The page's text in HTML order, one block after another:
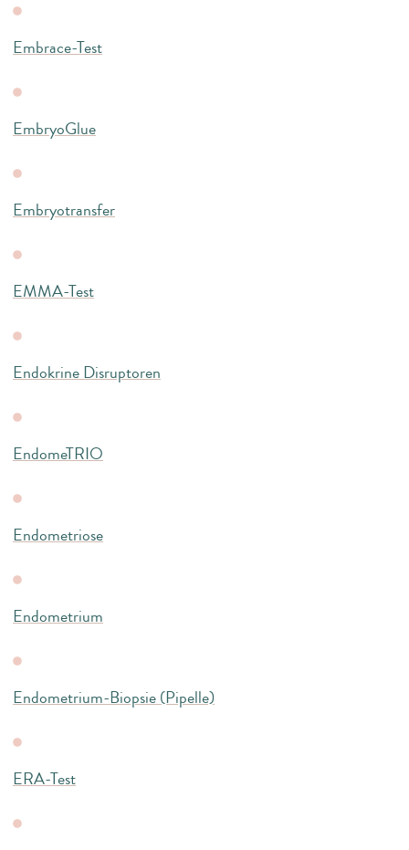
Embrace-Test
EmbryoGlue
Embryotransfer
EMMA-Test
Endokrine Disruptoren
EndomeTRIO
Endometriose
Endometrium
Endometrium-Biopsie (Pipelle)
ERA-Test